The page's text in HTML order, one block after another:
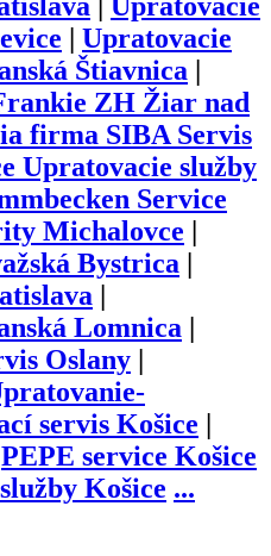
Upratovacie
Upratovacie
Štiavnica
ZH Žiar nad
firma SIBA Servis
Upratovacie služby
Service
Michalovce
Bystrica
Lomnica
Oslany
servis Košice
PEPE service Košice
Košice ...